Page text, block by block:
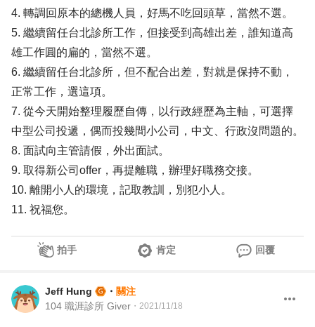
4. 轉調回原本的總機人員，好馬不吃回頭草，當然不選。
5. 繼續留任台北診所工作，但接受到高雄出差，誰知道高
雄工作圓的扁的，當然不選。
6. 繼續留任台北診所，但不配合出差，對就是保持不動，
正常工作，選這項。
7. 從今天開始整理履歷自傳，以行政經歷為主軸，可選擇
中型公司投遞，偶而投幾間小公司，中文、行政沒問題的。
8. 面試向主管請假，外出面試。
9. 取得新公司offer，再提離職，辦理好職務交接。
10. 離開小人的環境，記取教訓，別犯小人。
11. 祝福您。
拍手 肯定 回覆
Jeff Hung ・ 關注
104 職涯診所 Giver ・ 2021/11/18